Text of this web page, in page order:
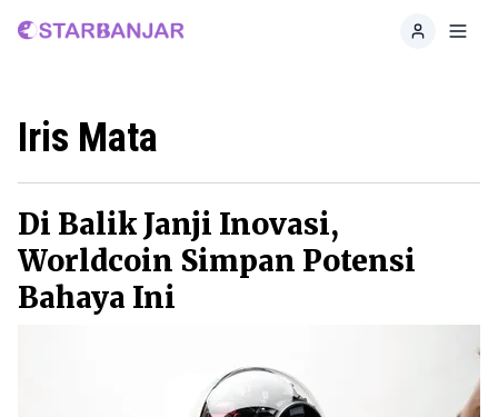
Home
Iris Mata
Di Balik Janji Inovasi,
Worldcoin Simpan Potensi
Bahaya Ini